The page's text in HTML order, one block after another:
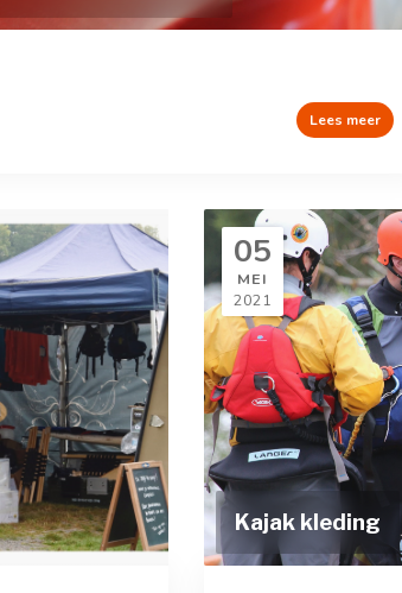
Lees meer
05
MEI
2021
Kajak kleding